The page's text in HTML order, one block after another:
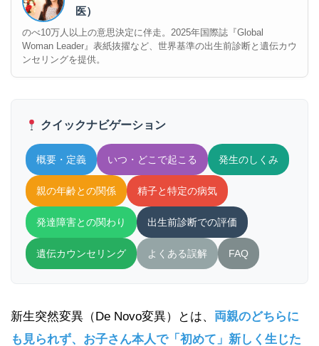
医）
のべ10万人以上の意思決定に伴走。2025年国際誌『Global
Woman Leader』表紙抜擢など、世界基準の出生前診断と遺伝カウ
ンセリングを提供。
クイックナビゲーション
概要・定義 いつ・どこで起こる 発生のしくみ
親の年齢との関係 精子と特定の病気
発達障害との関わり 出生前診断での評価
遺伝カウンセリング よくある誤解 FAQ
新生突然変異（De Novo変異）とは、 両親のどちらに
も見られず、お子さん本人で「初めて」新しく生じた